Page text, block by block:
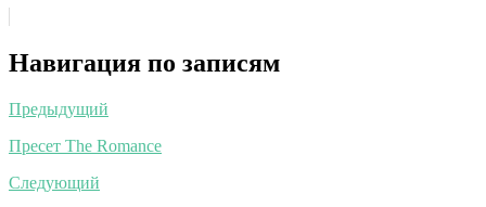
Навигация по записям
Предыдущий
Пресет The Romance
Следующий